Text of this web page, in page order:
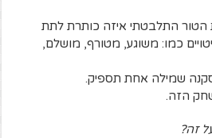
הטור התלבטתי איזה כותרת לתת
כמו: משוגע, מטורף, מושלם,
שמילה אחת תספיק.
הזה.
זה?